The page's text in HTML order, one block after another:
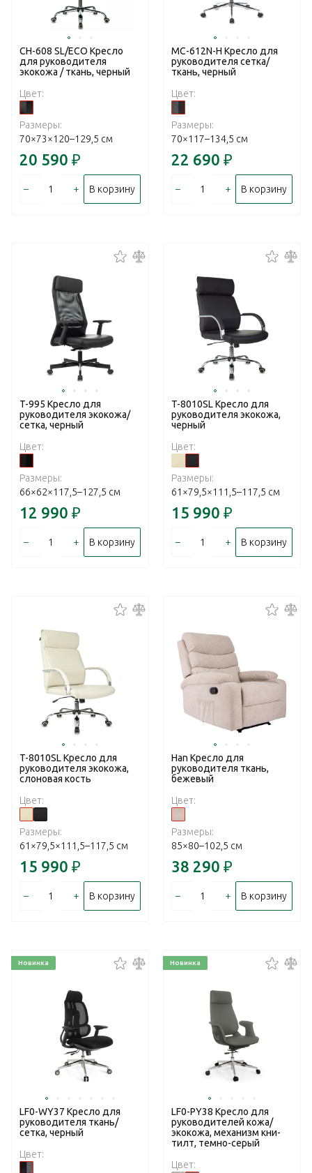
CH-608 SL/ECO Кресло
для руководителя
экокожа / ткань, черный
Цвет:
Размеры:
70×73×120–129,5 см
20 590 ₽
– + В корзину
MC-612N-Н Кресло для
руководителя сетка/
ткань, черный
Цвет:
Размеры:
70×117–134,5 см
22 690 ₽
– + В корзину
T-995 Кресло для
руководителя экокожа/
сетка, черный
Цвет:
Размеры:
66×62×117,5–127,5 см
12 990 ₽
– + В корзину
T-8010SL Кресло для
руководителя экокожа,
черный
Цвет:
Размеры:
61×79,5×111,5–117,5 см
15 990 ₽
– + В корзину
T-8010SL Кресло для
руководителя экокожа,
слоновая кость
Цвет:
Размеры:
61×79,5×111,5–117,5 см
15 990 ₽
– + В корзину
Han Кресло для
руководителя ткань,
бежевый
Цвет:
Размеры:
85×80–102,5 см
38 290 ₽
– + В корзину
Новинка
LF0-WY37 Кресло для
руководителя ткань/
сетка, черный
Цвет:
Новинка
LF0-PY38 Кресло для
руководителей кожа/
экокожа, механизм кни-
тилт, темно-серый
Цвет: